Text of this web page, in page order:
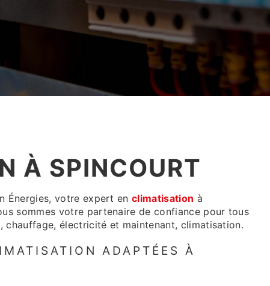
À SPINCOURT
Énergies, votre expert enclimatisation à
sommes votre partenaire de confiance pour tous
chauffage, électricité et maintenant, climatisation.
ADAPTÉES À